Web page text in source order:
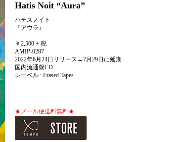
Hatis Noit “Aura”
ハチスノイト
『アウラ』
￥2,500 + 税
AMIP-0287
2022年6月24日リリース→7月29日に延期
国内流通盤CD
レーベル : Erased Tapes
★メール便送料無料★